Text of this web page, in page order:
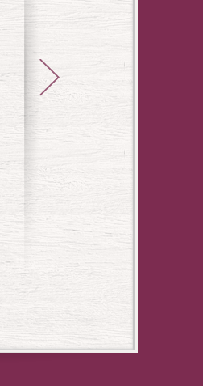
Grosskarlbacher
Grauburgunder vom Löss
VDP.Ortswe...
16,65 €
/ 1 Liter (l)